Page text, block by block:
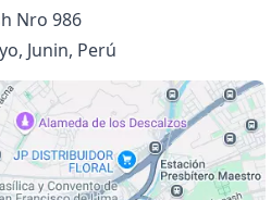
Nro 986
Junin, Perú